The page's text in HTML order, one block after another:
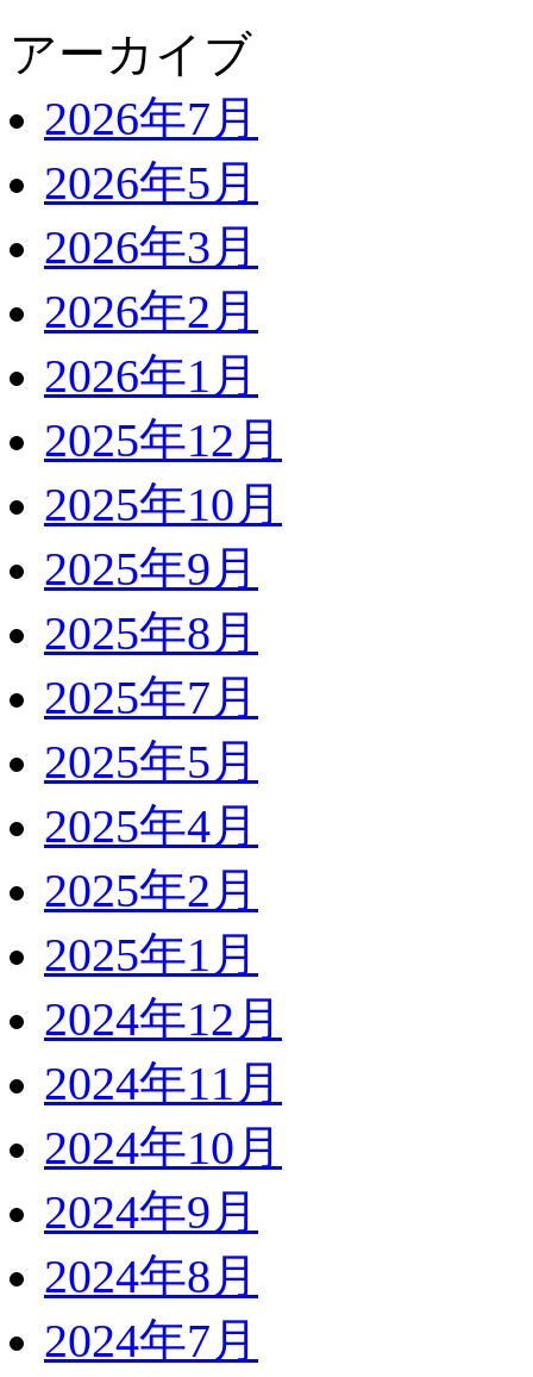
アーカイブ
2026年7月
2026年5月
2026年3月
2026年2月
2026年1月
2025年12月
2025年10月
2025年9月
2025年8月
2025年7月
2025年5月
2025年4月
2025年2月
2025年1月
2024年12月
2024年11月
2024年10月
2024年9月
2024年8月
2024年7月